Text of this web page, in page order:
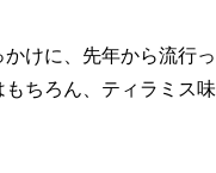
けに、先年から流行っ
ちろん、ティラミス味